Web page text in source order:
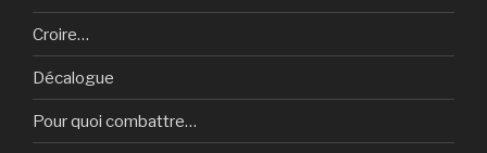
Croire…
Décalogue
Pour quoi combattre…